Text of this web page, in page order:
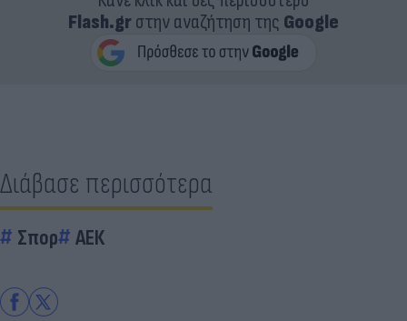
Flash.grστην αναζήτηση της Google
Διάβασε περισσότερα
Σπορ ΑΕΚ